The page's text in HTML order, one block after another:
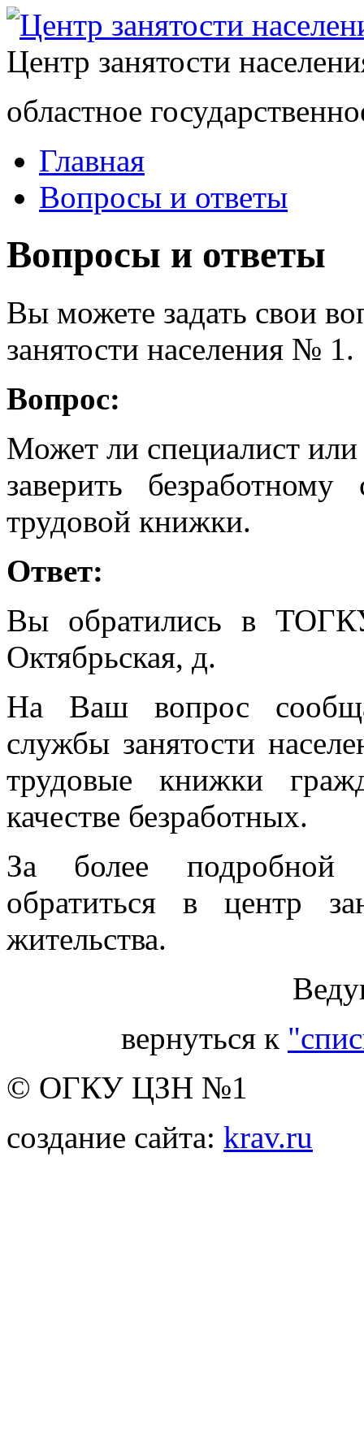
Центр занятости
областное
Главная
Вопросы и ответы
Вопросы и ответы
Вы можете задать свои
занятости населения № 1.
Вопрос:
Может ли специалист или
заверить
трудовой книжки.
Ответ:
Вы обратились в
Октябрьская, д.
На Ваш вопрос
службы занятости
трудовые книжки
качестве безработных.
За более подробной
обратиться в центр
жительства.
вернуться к
© ОГКУ ЦЗН №1
создание сайта: krav.ru